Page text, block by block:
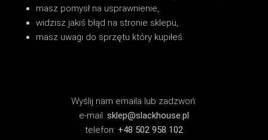
masz pomysł na usprawnienie,
widzisz jakiś błąd na stronie sklepu,
masz uwagi do sprzętu który kupiłeś.
Wyślij nam emaila lub zadzwoń:
e-mail: sklep@slackhouse.pl
telefon: +48 502 958 102